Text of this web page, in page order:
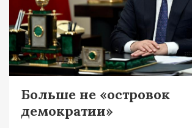
Больше не «островок
демократии»